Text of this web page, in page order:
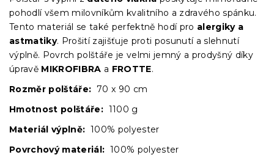
pohodlí všem milovníkům kvalitního a zdravého spánku.
Tento materiál se také perfektně hodí pro alergiky a
astmatiky. Prošití zajišťuje proti posunutí a slehnutí
výplně. Povrch polštáře je velmi jemný a prodyšný díky
úpravě MIKROFIBRA a FROTTE.
Rozměr polštáře: 70 x 90 cm
Hmotnost polštáře: 1100 g
Materiál výplně: 100% polyester
Povrchový materiál: 100% polyester